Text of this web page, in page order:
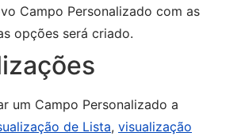
Campo Personalizado com as
opções será criado.
um Campo Personalizado a
de Lista, visualização